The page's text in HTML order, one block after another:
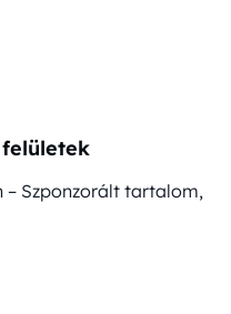
Szponzorált tartalom,